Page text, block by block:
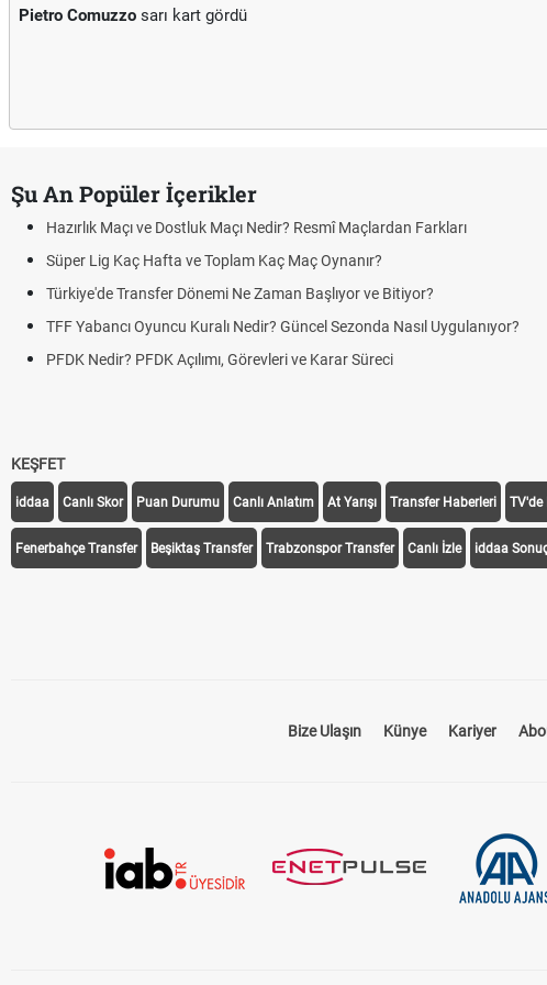
Pietro Comuzzo sarı kart gördü
Şu An Popüler İçerikler
ve Dostluk Maçı Nedir? Resmî Maçlardan Farkları
Hafta ve Toplam Kaç Maç Oynanır?
Transfer Dönemi Ne Zaman Başlıyor ve Bitiyor?
Oyuncu Kuralı Nedir? Güncel Sezonda Nasıl Uygulanıyor?
PFDK Açılımı, Görevleri ve Karar Süreci
KEŞFET
iddaa Canlı Skor Puan Durumu Canlı Anlatım At Yarışı Transfer Haberleri TV'de
Fenerbahçe Transfer Beşiktaş Transfer Trabzonspor Transfer Canlı İzle iddaa
Bize Ulaşın Künye Kariyer